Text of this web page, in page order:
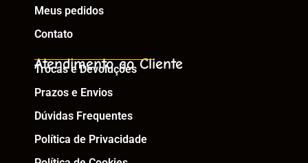
Meus pedidos
Contato
Atendimento ao Cliente
Trocas e Devoluções
Prazos e Envios
Dúvidas Frequentes
Política de Privacidade